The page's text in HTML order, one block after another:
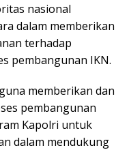
nasional
dalam memberikan
terhadap
pembangunan IKN.
memberikan dan
pembangunan
Kapolri untuk
dalam mendukung